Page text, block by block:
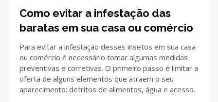
Como evitar a infestação das
baratas em sua casa ou comércio
Para evitar a infestação desses insetos em sua casa
ou comércio é necessário tomar algumas medidas
preventivas e corretivas. O primeiro passo é limitar a
oferta de alguns elementos que atraem o seu
aparecimento: detritos de alimentos, água e acesso.